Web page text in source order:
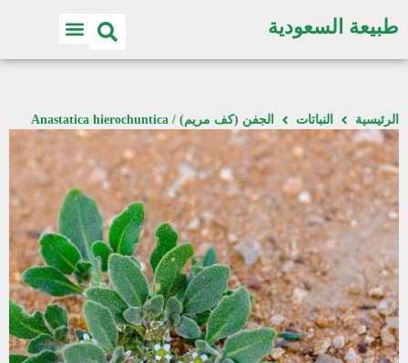
طبيعة السعودية
الرئيسية النباتات الجفن (كف مريم) / Anastatica hierochuntica